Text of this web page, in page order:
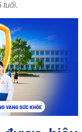
tuổi.